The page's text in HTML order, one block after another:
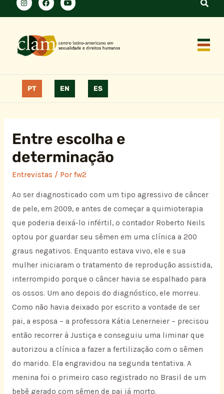
PT EN ES
Entre escolha e
determinação
Entrevistas / Por fw2
Ao ser diagnosticado com um tipo agressivo de câncer
de pele, em 2009, e antes de começar a quimioterapia
que poderia deixá-lo infértil, o contador Roberto Neils
optou por guardar seu sêmen em uma clínica a 200
graus negativos. Enquanto estava vivo, ele e sua
mulher iniciaram o tratamento de reprodução assistida,
interrompido porque o câncer havia se espalhado para
os ossos. Um ano depois do diagnóstico, ele morreu.
Como não havia deixado por escrito a vontade de ser
pai, a esposa – a professora Kátia Lenerneier – precisou
então recorrer à Justiça e conseguiu uma liminar que
autorizou a clínica a fazer a fertilização com o sêmen
do marido. Ela engravidou na segunda tentativa. A
menina foi o primeiro caso registrado no Brasil de um
bebê gerado com sêmen de pai já morto.